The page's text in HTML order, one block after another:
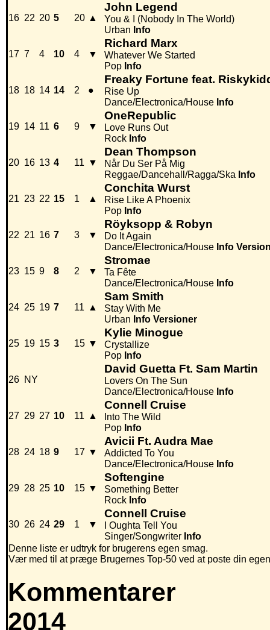
16 22 20 5 20 ▲
John Legend
You & I (Nobody In The World)
Urban Info
17 7 4 10 4 ▼
Richard Marx
Whatever We Started
Pop Info
18 18 14 14 2 ●
Freaky Fortune feat.
Rise Up
Dance/Electronica/House Info
19 14 11 6 9 ▼
OneRepublic
Love Runs Out
Rock Info
20 16 13 4 11 ▼
Dean Thompson
Når Du Ser På Mig
Reggae/Dancehall/Ragga/Ska Info
21 23 22 15 1 ▲
Conchita Wurst
Rise Like A Phoenix
Pop Info
22 21 16 7 3 ▼
Röyksopp & Robyn
Do It Again
Dance/Electronica/House Info
23 15 9 8 2 ▼
Stromae
Ta Fête
Dance/Electronica/House Info
24 25 19 7 11 ▲
Sam Smith
Stay With Me
Urban Info Versioner
25 19 15 3 15 ▼
Kylie Minogue
Crystallize
Pop Info
26 NY
David Guetta Ft. Sam Martin
Lovers On The Sun
Dance/Electronica/House Info
27 29 27 10 11 ▲
Connell Cruise
Into The Wild
Pop Info
28 24 18 9 17 ▼
Avicii Ft. Audra Mae
Addicted To You
Dance/Electronica/House Info
29 28 25 10 15 ▼
Softengine
Something Better
Rock Info
30 26 24 29 1 ▼
Connell Cruise
I Oughta Tell You
Singer/Songwriter Info
Denne liste er udtryk for brugerens egen smag.
Vær med til at præge Brugernes Top-50 ved at poste din
Kommentarer
2014